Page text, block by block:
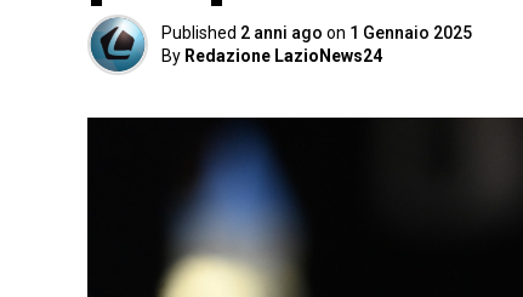
Published 2 anni ago on 1 Gennaio 2025
By Redazione LazioNews24